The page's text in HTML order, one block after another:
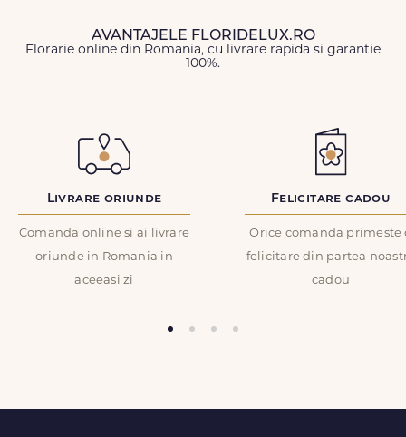
AVANTAJELE FLORIDELUX.RO
Florarie online din Romania, cu livrare rapida si garantie
100%.
Livrare oriunde
Comanda online si ai livrare
oriunde in Romania in
aceeasi zi
Felicitare cadou
Orice comanda primeste
felicitare din partea
cadou